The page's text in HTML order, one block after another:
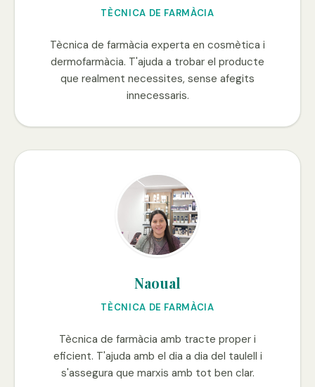
TÈCNICA DE FARMÀCIA
Tècnica de farmàcia experta en cosmètica i
dermofarmàcia. T'ajuda a trobar el producte
que realment necessites, sense afegits
innecessaris.
Naoual
TÈCNICA DE FARMÀCIA
Tècnica de farmàcia amb tracte proper i
eficient. T'ajuda amb el dia a dia del taulell i
s'assegura que marxis amb tot ben clar.